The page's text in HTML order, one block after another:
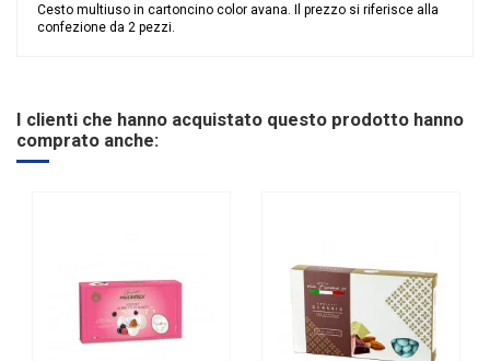
Cesto multiuso in cartoncino color avana. Il prezzo si riferisce alla
confezione da 2 pezzi.
Riordinabile No
I clienti che hanno acquistato questo prodotto hanno
comprato anche: